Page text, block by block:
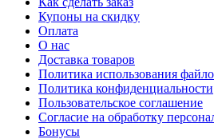
Купоны на скидку
Оплата
О нас
Доставка товаров
Политика использования
Политика конфиденциальности
Пользовательское соглашение
Согласие на обработку
Бонусы